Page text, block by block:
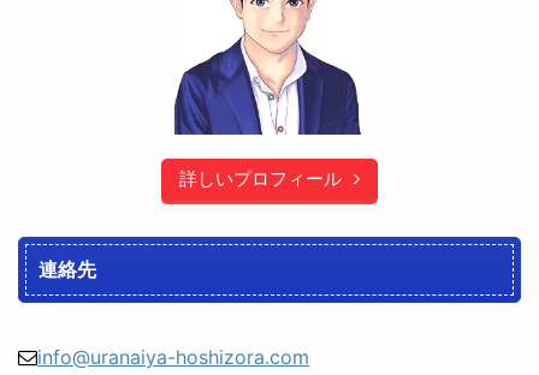
詳しいプロフィール
連絡先
info@uranaiya-hoshizora.com